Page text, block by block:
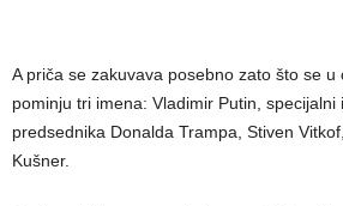
A priča se zakuvava posebno zato što se
pominju tri imena: Vladimir Putin, specijalni
predsednika Donalda Trampa, Stiven
Kušner.